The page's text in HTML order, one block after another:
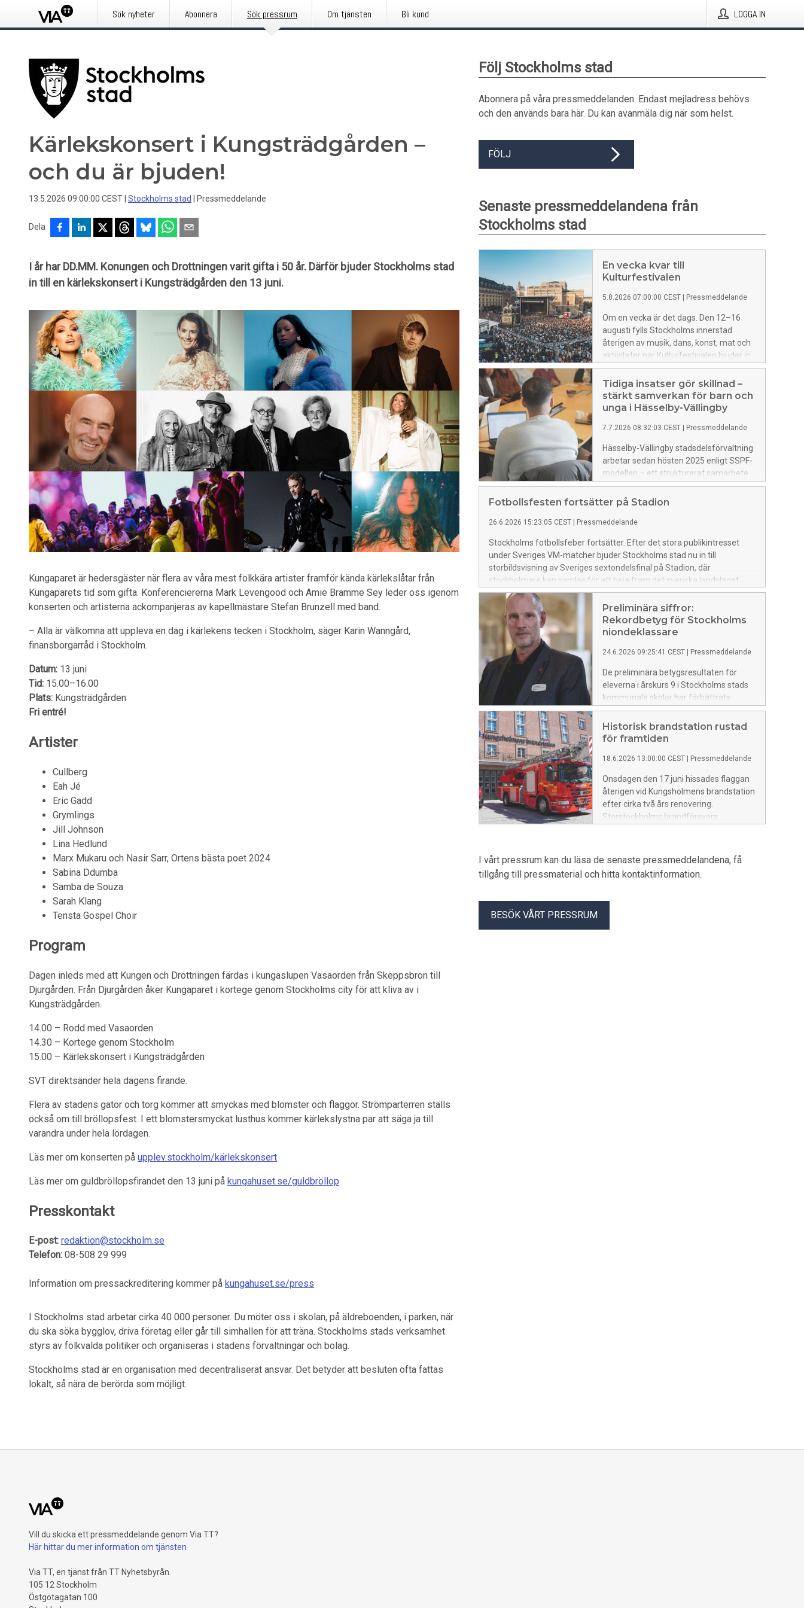
Sök nyheter Abonnera Sök pressrum Om tjänsten Bli kund LOGGA IN
Kärlekskonsert i Kungsträdgården –
och du är bjuden!
13.5.2026 09:00:00 CEST Stockholms stad Pressmeddelande
Dela
I år har DD.MM. Konungen och Drottningen varit gifta i 50 år. Därför bjuder Stockholms stad
in till en kärlekskonsert i Kungsträdgården den 13 juni.
Kungaparet är hedersgäster när flera av våra mest folkkära artister framför kända kärlekslåtar från
Kungaparets tid som gifta. Konferenciererna Mark Levengood och Amie Bramme Sey leder oss igenom
konserten och artisterna ackompanjeras av kapellmästare Stefan Brunzell med band.
– Alla är välkomna att uppleva en dag i kärlekens tecken i Stockholm, säger Karin Wanngård,
finansborgarråd i Stockholm.
Datum: 13 juni
Tid: 15.00–16.00
Plats: Kungsträdgården
Fri entré!
Artister
Cullberg
Eah Jé
Eric Gadd
Grymlings
Jill Johnson
Lina Hedlund
Marx Mukaru och Nasir Sarr, Ortens bästa poet 2024
Sabina Ddumba
Samba de Souza
Sarah Klang
Tensta Gospel Choir
Program
Dagen inleds med att Kungen och Drottningen färdas i kungaslupen Vasaorden från Skeppsbron till
Djurgården. Från Djurgården åker Kungaparet i kortege genom Stockholms city för att kliva av i
Kungsträdgården.
14.00 – Rodd med Vasaorden
14.30 – Kortege genom Stockholm
15.00 – Kärlekskonsert i Kungsträdgården
SVT direktsänder hela dagens firande.
Flera av stadens gator och torg kommer att smyckas med blomster och flaggor. Strömparterren ställs
också om till bröllopsfest. I ett blomstersmyckat lusthus kommer kärlekslystna par att säga ja till
varandra under hela lördagen.
Läs mer om konserten på upplev.stockholm/kärlekskonsert
Läs mer om guldbröllopsfirandet den 13 juni på kungahuset.se/guldbröllop
Presskontakt
E-post: redaktion@stockholm.se
Telefon: 08-508 29 999
Information om pressackreditering kommer på kungahuset.se/press
I Stockholms stad arbetar cirka 40 000 personer. Du möter oss i skolan, på äldreboenden, i parken, när
du ska söka bygglov, driva företag eller går till simhallen för att träna. Stockholms stads verksamhet
styrs av folkvalda politiker och organiseras i stadens förvaltningar och bolag.
Stockholms stad är en organisation med decentraliserat ansvar. Det betyder att besluten ofta fattas
lokalt, så nära de berörda som möjligt.
Följ Stockholms stad
Abonnera på våra pressmeddelanden. Endast mejladress behövs
och den används bara här. Du kan avanmäla dig när som helst.
FÖLJ
Senaste pressmeddelandena från
Stockholms stad
En vecka kvar till
Kulturfestivalen
5.8.2026 07:00:00 CEST Pressmeddelande
Om en vecka är det dags. Den 12–16
augusti fylls Stockholms innerstad
återigen av musik, dans, konst, mat och
aktiviteter när Kulturfestivalen bjuder in
till fem dagar med fri entré.
Tidiga insatser gör skillnad –
stärkt samverkan för barn och
unga i Hässelby-Vällingby
7.7.2026 08:32:03 CEST Pressmeddelande
Hässelby-Vällingby stadsdelsförvaltning
arbetar sedan hösten 2025 enligt SSPF-
modellen – ett strukturerat samarbete
mellan skola, socialtjänst, polis och fritid.
Syftet är att förebygga brott och ge
att hamna i kriminalitet.
Fotbollsfesten fortsätter på Stadion
26.6.2026 15:23:05 CEST Pressmeddelande
Stockholms fotbollsfeber fortsätter. Efter det stora publikintresset
under Sveriges VM-matcher bjuder Stockholms stad nu in till
storbildsvisning av Sveriges sextondelsfinal på Stadion, där
stockholmare kan samlas för att heja fram det svenska landslaget.
Preliminära siffror:
Rekordbetyg för Stockholms
niondeklassare
24.6.2026 09:25:41 CEST Pressmeddelande
De preliminära betygsresultaten för
eleverna i årskurs 9 i Stockholms stads
kommunala skolor har förbättrats
jämfört med tidigare år. 88,6 procent av
eleverna som nyligen gick ut årskurs 9
har behörighet till gymnasiet.
året var 87,3 procent. Behörigheten har
betygssystem infördes.
Historisk brandstation rustad
för framtiden
18.6.2026 13:00:00 CEST Pressmeddelande
Onsdagen den 17 juni hissades flaggan
återigen vid Kungsholmens brandstation
efter cirka två års renovering.
Storstockholms brandförsvars
en mer effektiv räddningstjänst.
I vårt pressrum kan du läsa de senaste pressmeddelandena, få
tillgång till pressmaterial och hitta kontaktinformation.
BESÖK VÅRT PRESSRUM
Vill du skicka ett pressmeddelande genom Via TT?
Här hittar du mer information om tjänsten
Via TT, en tjänst från TT Nyhetsbyrån
105 12 Stockholm
Östgötagatan 100